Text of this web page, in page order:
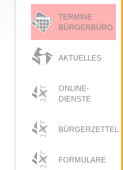
TERMINE
BÜRGERBÜRO
AKTUELLES
ONLINE-
DIENSTE
BÜRGERZETTEL
FORMULARE